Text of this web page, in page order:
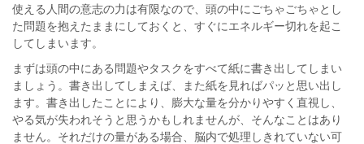
使える人間の意志の力は有限なので、頭の中にごちゃごちゃとし
た問題を抱えたままにしておくと、すぐにエネルギー切れを起こ
してしまいます。
まずは頭の中にある問題やタスクをすべて紙に書き出してしまい
ましょう。書き出してしまえば、また紙を見ればパッと思い出し
ます。書き出したことにより、膨大な量を分かりやすく直視し、
やる気が失われそうと思うかもしれませんが、そんなことはあり
ません。それだけの量がある場合、脳内で処理しきれていない可